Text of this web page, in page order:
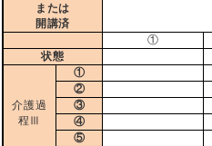
または
開講済
①
状態
介護過
程Ⅲ
①
②
③
④
⑤